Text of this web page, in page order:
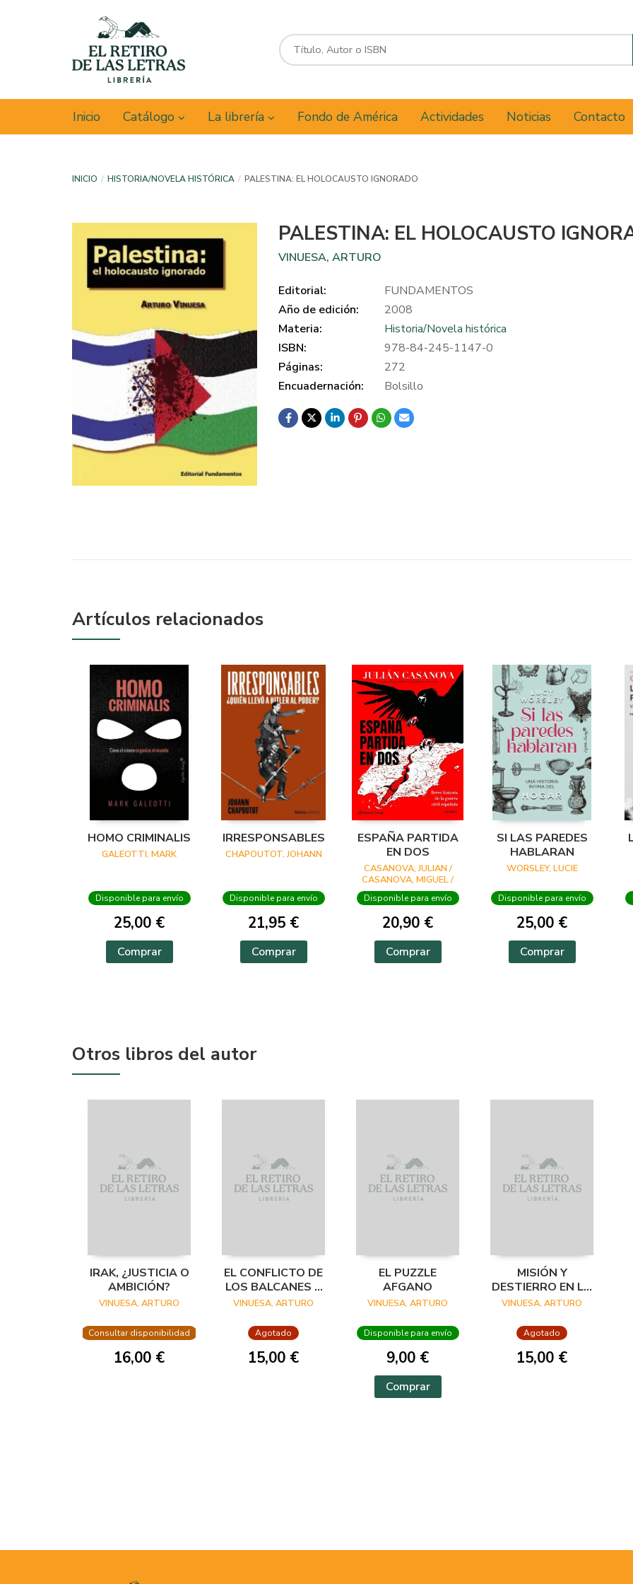
Inicio Catálogo La librería Fondo de América Actividades Noticias Contacto
INICIO HISTORIA/NOVELA HISTÓRICA PALESTINA: EL HOLOCAUSTO IGNORADO
PALESTINA: EL HOLOCAUSTO
VINUESA, ARTURO
Editorial:
FUNDAMENTOS
Año de edición:
2008
Materia:
Historia/Novela histórica
ISBN:
978-84-245-1147-0
Páginas:
272
Encuadernación:
Bolsillo
Artículos relacionados
HOMO CRIMINALIS
GALEOTTI, MARK
Disponible para envío
25,00 €
Comprar
IRRESPONSABLES
CHAPOUTOT, JOHANN
Disponible para envío
21,95 €
Comprar
ESPAÑA PARTIDA
EN DOS
CASANOVA, JULIAN /
CASANOVA, MIGUEL /
ESQUEMBRE, CARLES
Disponible para envío
20,90 €
Comprar
SI LAS PAREDES
HABLARAN
WORSLEY, LUCIE
Disponible para envío
25,00 €
Comprar
Otros libros del autor
IRAK, ¿JUSTICIA O
AMBICIÓN?
VINUESA, ARTURO
Consultar disponibilidad
16,00 €
EL CONFLICTO DE
LOS BALCANES Y
LA SEGURIDAD
VINUESA, ARTURO
Agotado
15,00 €
EL PUZZLE
AFGANO
VINUESA, ARTURO
Disponible para envío
9,00 €
Comprar
MISIÓN Y
DESTIERRO EN LA
ANTIGUA
VINUESA, ARTURO
Agotado
15,00 €